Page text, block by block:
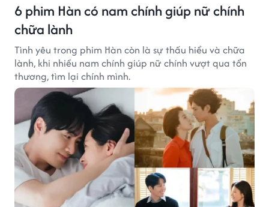
6 phim Hàn có nam chính giúp nữ chính
chữa lành
Tình yêu trong phim Hàn còn là sự thấu hiểu và chữa
lành, khi nhiều nam chính giúp nữ chính vượt qua tổn
thương, tìm lại chính mình.